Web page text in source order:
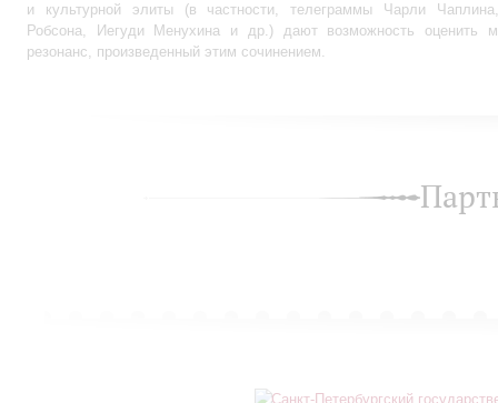
и культурной элиты (в частности, телеграммы Чарли
Робсона, Иегуди Менухина и др.) дают возможность оценить
резонанс, произведенный этим сочинением.